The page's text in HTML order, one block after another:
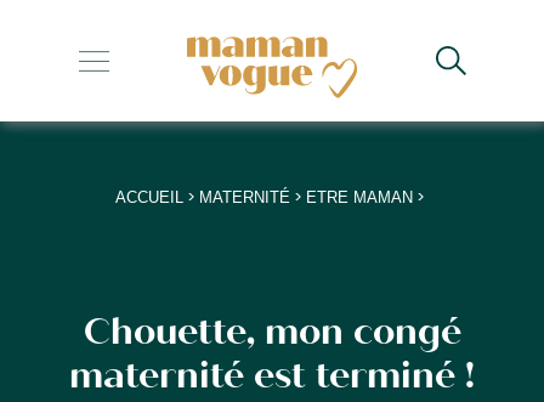
+
+
+
+
ACCUEIL > MATERNITÉ > ETRE MAMAN >
Chouette, mon congé
maternité est terminé !